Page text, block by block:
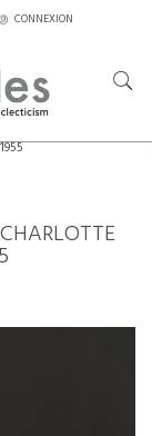
CONNEXION